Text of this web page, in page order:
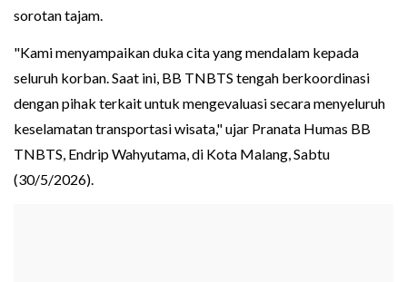
sorotan tajam.
"Kami menyampaikan duka cita yang mendalam kepada
seluruh korban. Saat ini, BB TNBTS tengah berkoordinasi
dengan pihak terkait untuk mengevaluasi secara menyeluruh
keselamatan transportasi wisata," ujar Pranata Humas BB
TNBTS, Endrip Wahyutama, di Kota Malang, Sabtu
(30/5/2026).